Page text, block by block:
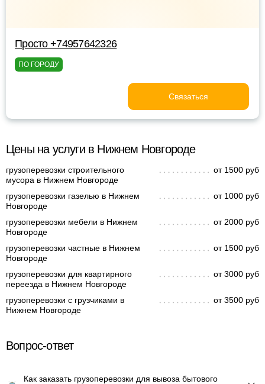
Просто +74957642326
ПО ГОРОДУ
Связаться
Цены на услуги в Нижнем Новгороде
грузоперевозки строительного
мусора в Нижнем Новгороде
от 1500 руб
грузоперевозки газелью в Нижнем
Новгороде
от 1000 руб
грузоперевозки мебели в Нижнем
Новгороде
от 2000 руб
грузоперевозки частные в Нижнем
Новгороде
от 1500 руб
грузоперевозки для квартирного
переезда в Нижнем Новгороде
от 3000 руб
грузоперевозки с грузчиками в
Нижнем Новгороде
от 3500 руб
Вопрос-ответ
Как заказать грузоперевозки для вывоза бытового